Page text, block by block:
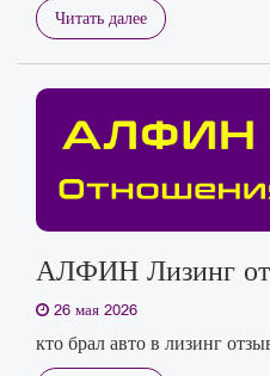
Читать далее
АЛФИН Лизинг
26 мая 2026
кто брал авто в лизинг